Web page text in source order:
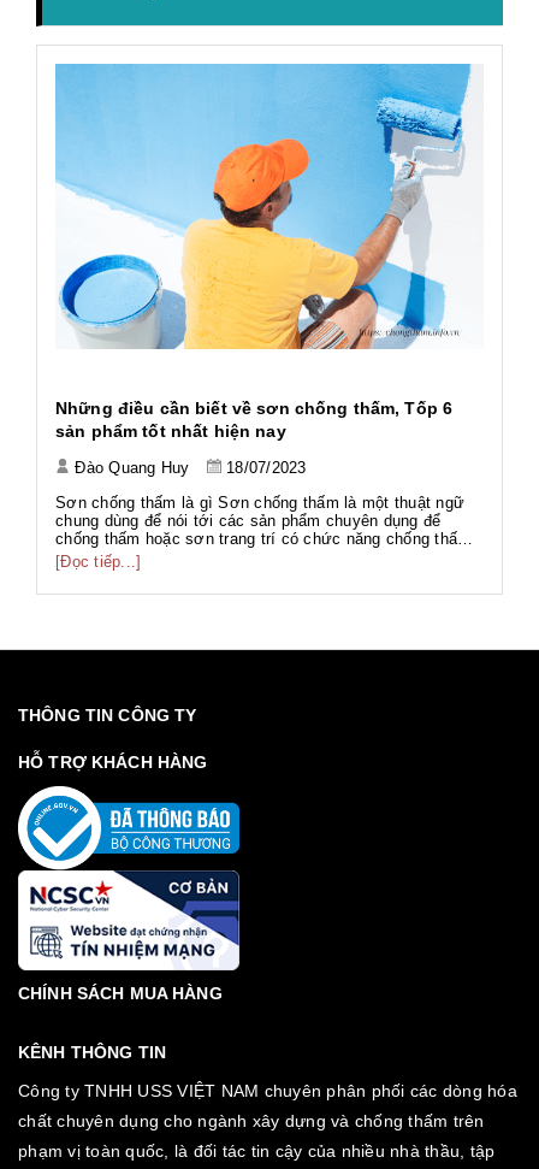
Những điều cần biết về sơn chống thấm, Tốp 6
sản phẩm tốt nhất hiện nay
Đào Quang Huy
18/07/2023
Sơn chống thấm là gì Sơn chống thấm là một thuật ngữ
chung dùng để nói tới các sản phẩm chuyên dụng để
chống thấm hoặc sơn trang trí có chức năng chống thấm.
Với thành phần đa dạng như gốc PU, gốc Acrylic, gốc Xi
măng... phục vụ nhiều hạng mục công trình với nhiều mục
đích khác nhau. Sơn chố...
[Đọc tiếp...]
THÔNG TIN CÔNG TY
HỖ TRỢ KHÁCH HÀNG
CHÍNH SÁCH MUA HÀNG
KÊNH THÔNG TIN
Công ty TNHH USS VIỆT NAM chuyên phân phối các dòng hóa
chất chuyên dụng cho ngành xây dựng và chống thấm trên
phạm vị toàn quốc, là đối tác tin cậy của nhiều nhà thầu, tập